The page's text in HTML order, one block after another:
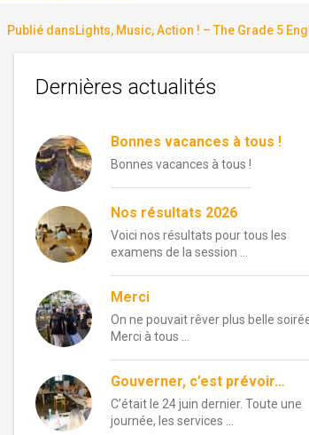
Navigation
de
l’article
Publié dansLights, Music, Action ! – The Grade 5
Dernières actualités
Bonnes vacances à tous !
Bonnes vacances à tous !
Nos résultats 2026
Voici nos résultats pour tous les
examens de la session …
Merci
On ne pouvait rêver plus belle
Merci à tous …
Gouverner, c’est prévoir…
C’était le 24 juin dernier. Toute une
journée, les services …